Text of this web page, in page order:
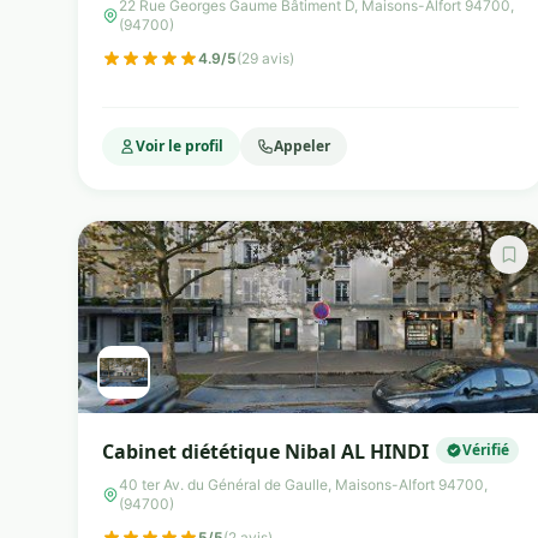
22 Rue Georges Gaume Bâtiment D, Maisons-Alfort 94700,
(94700)
4.9/5(29 avis)
Voir le profil Appeler
Cabinet diététique Nibal AL HINDI Vérifié
40 ter Av. du Général de Gaulle, Maisons-Alfort 94700,
(94700)